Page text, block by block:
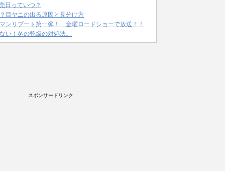
日っていつ？
目ヤニの出る原因と見分け方
ンリブート第一弾！ 金曜ロードショーで放送！！
い！冬の乾燥の対処法。
スポンサードリンク